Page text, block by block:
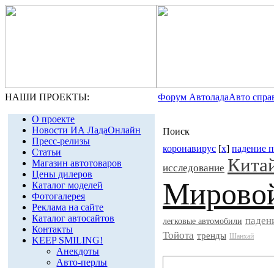
НАШИ ПРОЕКТЫ: Форум АвтоладаАвто
О проекте
Новости ИА ЛадаОнлайн
Пресс-релизы
Статьи
Магазин автотоваров
Цены дилеров
Каталог моделей
Фотогалерея
Реклама на сайте
Каталог автосайтов
Контакты
KEEP SMILING!
Анекдоты
Авто-перлы
Поиск
коронавирус [x] падение
исследование
легковые автомобили
Тойота тренды Шанхай